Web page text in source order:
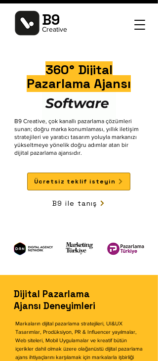
B9
Creative
360° Dijital
Pazarlama Ajansı
B9 Creative, çok kanallı pazarlama çözümleri
sunan; doğru marka konumlaması, yıllık iletişim
stratejileri ve yaratıcı tasarım yoluyla markanızı
yükseltmeye yönelik doğru adımlar atan bir
dijital pazarlama ajansıdır.
Ücretsiz teklif isteyin
B9 ile tanış
Dijital Pazarlama
Ajansı Deneyimleri
Markaların dijital pazarlama stratejileri, UI&UX
Tasarımlar, Prodüksiyon, PR & Influencer yayılmalar,
Web siteleri, Mobil Uygulamalar ve kreatif bütün
içerikler dahil olmak üzere olağanüstü dijital pazarlama
ajans ihtiyaçlarını karşılamak için markalarla işbirliği